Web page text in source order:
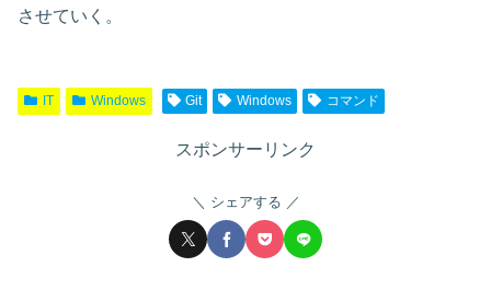
させていく。
IT Windows Git Windows コマンド
スポンサーリンク
シェアする